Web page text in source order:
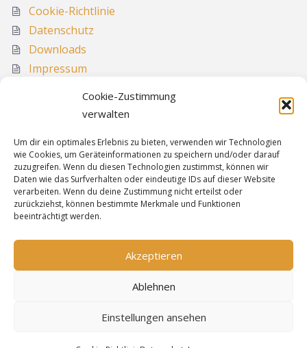
Cookie-Zustimmung
verwalten
Um dir ein optimales Erlebnis zu bieten, verwenden wir Technologien
wie Cookies, um Geräteinformationen zu speichern und/oder darauf
zuzugreifen. Wenn du diesen Technologien zustimmst, können wir
Daten wie das Surfverhalten oder eindeutige IDs auf dieser Website
verarbeiten. Wenn du deine Zustimmung nicht erteilst oder
zurückziehst, können bestimmte Merkmale und Funktionen
beeinträchtigt werden.
Akzeptieren
Ablehnen
Einstellungen ansehen
Cookie-Richtlinie
Datenschutz
Downloads
Impressum
Informationen
Sitemap
Impressum